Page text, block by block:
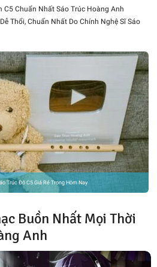
C5 Chuẩn Nhất Sáo Trúc Hoàng Anh
Thổi, Chuẩn Nhất Do Chính Nghệ Sĩ Sáo
Trúc Đô C5 Giá Rẻ Trong Hôm Nay
Buồn Nhất Mọi Thời
Anh